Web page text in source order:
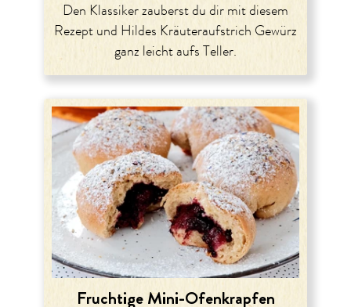
Den Klassiker zauberst du dir mit diesem
Rezept und Hildes Kräuteraufstrich Gewürz
ganz leicht aufs Teller.
Fruchtige Mini-Ofenkrapfen